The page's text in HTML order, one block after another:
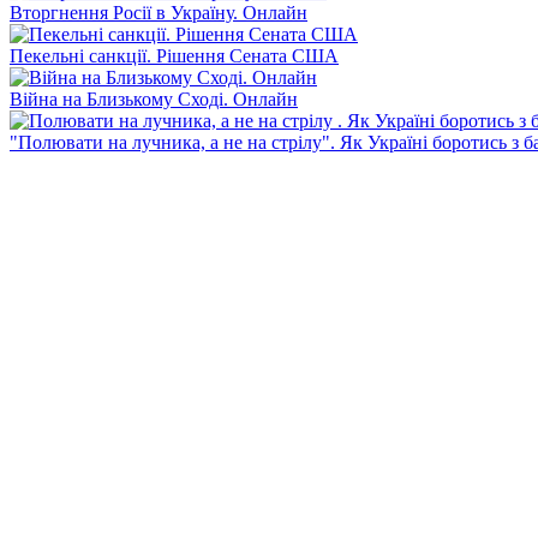
Вторгнення Росії в Україну. Онлайн
Пекельні санкції. Рішення Сената США
Війна на Близькому Сході. Онлайн
"Полювати на лучника, а не на стрілу". Як Україні боротись з